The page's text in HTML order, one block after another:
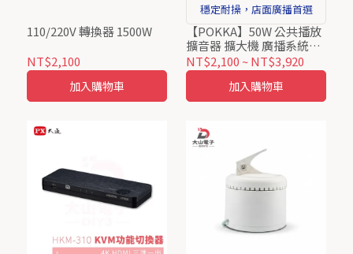
110/220V 轉換器 1500W
NT$2,100
加入購物車
穩定耐操，店面廣播首選
【POKKA】50W 公共播放
擴音器 擴大機 廣播系統
AC110V DC12V PA
AMPLIFIER
NT$2,100 ~NT$3,920
加入購物車